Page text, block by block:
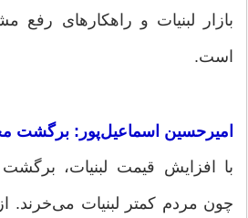
بازار لبنیات و راهکارهای رفع
است.
امیرحسین اسماعیل‌پور: برگشت
با افزایش قیمت لبنیات، برگشت
چون مردم کمتر لبنیات می‌خرند.